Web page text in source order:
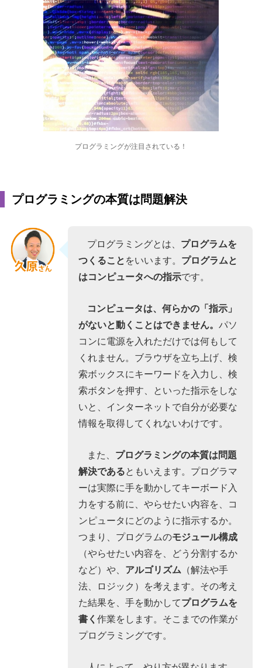
プログラミングが注目されている！
プログラミングの本質は問題解決
プログラミングとは、 プログラムを
つくること をいいます。 プログラムと
はコンピュータへの指示です。
コンピュータは、何らかの「指示」
がないと動くことはできません。 パソ
コンに電源を入れただけでは何もして
くれません。ブラウザを立ち上げ、検
索ボックスにキーワードを入力し、検
索ボタンを押す、といった指示をしな
いと、インターネットで自分が必要な
情報を取得してくれないわけです。
また、 プログラミングの本質は問題
解決であるともいえます。プログラマ
ーは実際に手を動かしてキーボード入
力をする前に、やらせたい内容を、コ
ンピュータにどのように指示するか。
つまり、プログラムのモジュール構成
（やらせたい内容を、どう分割するか
など）や、 アルゴリズム （解法や手
法、ロジック）を考えます。その考え
た結果を、手を動かしてプログラムを
書く 作業をします。そこまでの作業が
プログラミングです。